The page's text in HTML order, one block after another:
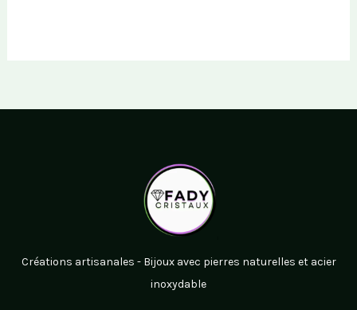
Créations artisanales - Bijoux avec pierres naturelles et acier
inoxydable